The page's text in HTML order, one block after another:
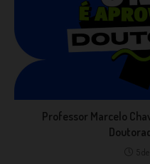
Professor Marcelo
5